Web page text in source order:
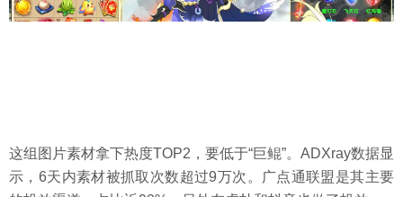
这组图片素材拿下热度TOP2，要低于“巨鲲”。ADXray数据显
示，6天内素材被抓取次数超过9万次。广点通联盟是其主要